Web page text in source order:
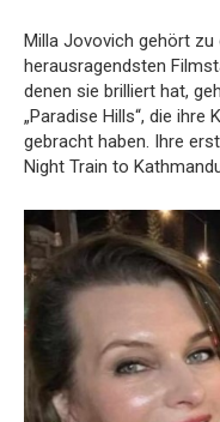
Milla Jovovich gehört
herausragendsten
denen sie brilliert hat,
„Paradise Hills“, die ihre
gebracht haben. Ihre
Night Train to